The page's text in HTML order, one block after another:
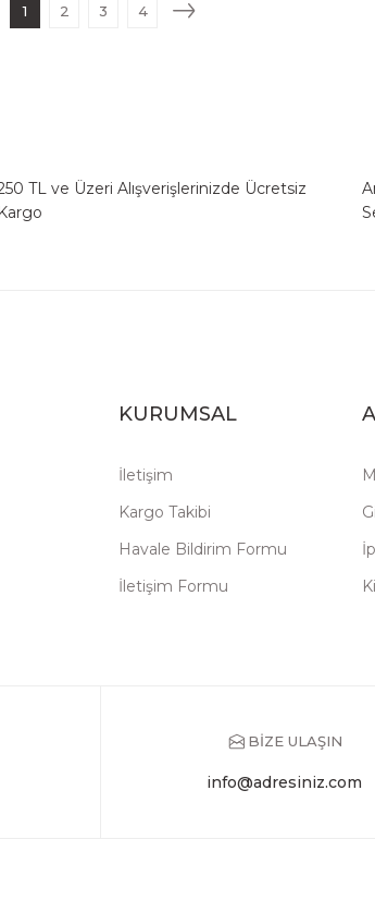
1 2 3 4
TL ve Üzeri Alışverişlerinizde Ücretsiz
Kargo
KURUMSAL
İletişim
Kargo Takibi
Havale Bildirim Formu
İletişim Formu
BİZE ULAŞIN
info@adresiniz.com